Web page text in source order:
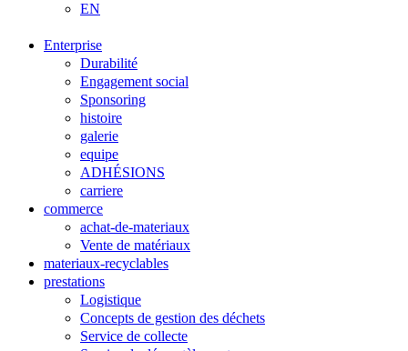
EN
Enterprise
Durabilité
Engagement social
Sponsoring
histoire
galerie
equipe
ADHÉSIONS
carriere
commerce
achat-de-materiaux
Vente de matériaux
materiaux-recyclables
prestations
Logistique
Concepts de gestion des déchets
Service de collecte